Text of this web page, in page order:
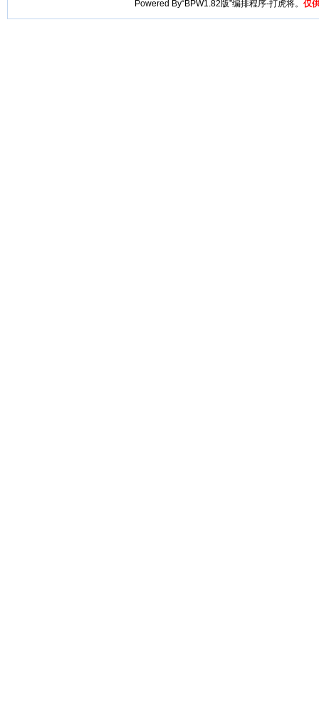
Powered By“BPW1.82版”编排程序-打虎将。 仅